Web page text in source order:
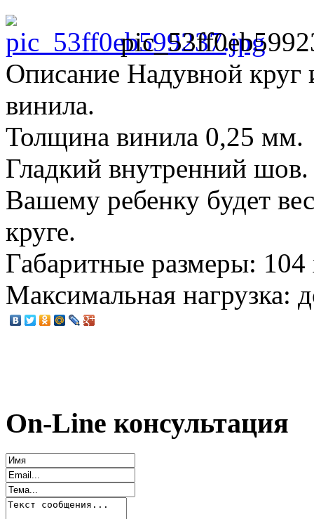
Описание Надувной круг
винила.
Толщина винила 0,25 мм.
Гладкий внутренний шов.
Вашему ребенку будет
круге.
Габаритные размеры:
Максимальная нагрузка:
On-Line консультация